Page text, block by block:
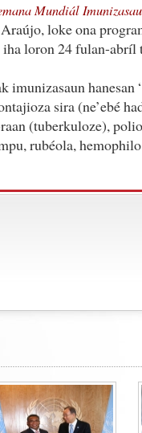
Mundiál
loke ona
loron 24 fulan-abríl
imunizasaun hanesan
sira (ne’ebé
(tuberkuloze),
rubéola,